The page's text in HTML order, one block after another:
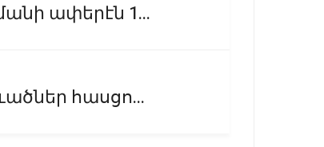
ափերէն 1...
հասցո...